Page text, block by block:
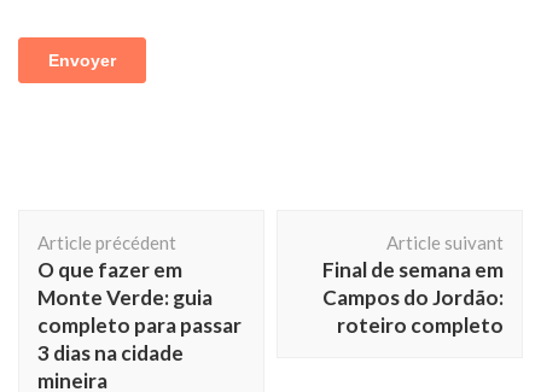
d'article
Article précédent
O que fazer em
Monte Verde: guia
completo para passar
3 dias na cidade
mineira
Article suivant
Final de semana em
Campos do Jordão:
roteiro completo